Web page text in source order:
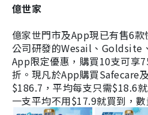
億世家
億家世門市及App現已有售6
公司研發的Wesail、Goldsite
App限定優惠，購買10支可享
折。現凡於App購買Safecare
$186.7，平均每支只需$18.6
一支平均不用$17.9就買到，